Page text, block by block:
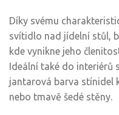
Díky svému
svítidlo nad jídelní stůl,
kde vynikne jeho
Ideální také do interiérů
jantarová barva stínidel
nebo tmavě šedé stěny.